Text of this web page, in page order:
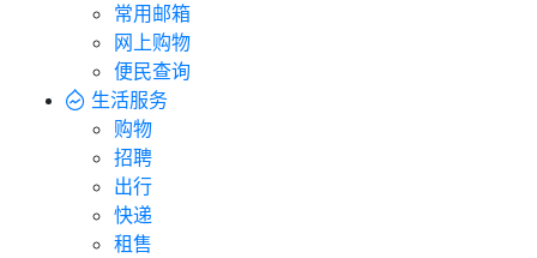
常用邮箱
网上购物
便民查询
生活服务
购物
招聘
出行
快递
租售